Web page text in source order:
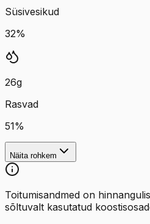
Süsivesikud
32%
26g
Rasvad
51%
Näita rohkem
Toitumisandmed on
sõltuvalt kasutatud